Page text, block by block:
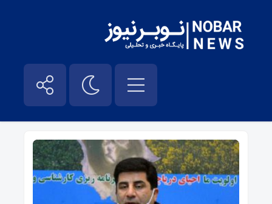
اکبر فتحی – نوبر نیوز